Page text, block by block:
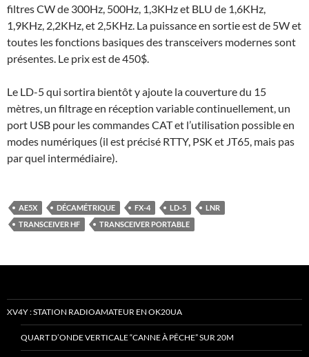
filtres CW de 300Hz, 500Hz, 1,3KHz et BLU de 1,6KHz,
1,9KHz, 2,2KHz, et 2,5KHz. La puissance en sortie est de 5W et
toutes les fonctions basiques des transceivers modernes sont
présentes. Le prix est de 450$.
Le LD-5 qui sortira bientôt y ajoute la couverture du 15
mètres, un filtrage en réception variable continuellement, un
port USB pour les commandes CAT et l’utilisation possible en
modes numériques (il est précisé RTTY, PSK et JT65, mais pas
par quel intermédiaire).
AE5X DÉCAMÉTRIQUE FX-4 LD-5
LNR
TRANSCEIVER HF
TRANSCEIVER PORTABLE
XV4Y : STATION RADIOAMATEUR EN OK20UA
QUART D’ONDE VERTICALE “CANNE À PÊCHE” SUR 20M